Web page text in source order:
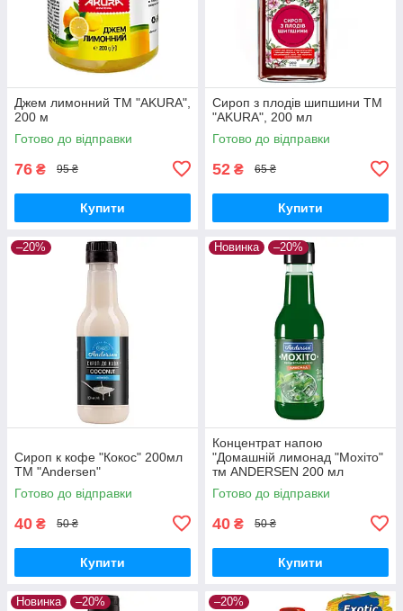
Джем лимонний ТМ "AKURA",
200 м
Готово до відправки
76 ₴ 95 ₴
Купити
Сироп з плодів шипшини ТМ
"AKURA", 200 мл
Готово до відправки
52 ₴ 65 ₴
Купити
–20%
Сироп к кофе "Кокос" 200мл
ТМ "Andersen"
Готово до відправки
40 ₴ 50 ₴
Купити
Новинка –20%
Концентрат напою
"Домашній лимонад "Мохіто"
тм ANDERSEN 200 мл
Готово до відправки
40 ₴ 50 ₴
Купити
Новинка –20% –20%